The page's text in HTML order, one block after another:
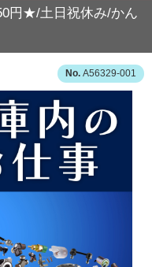
円★/土日祝休み/かん
A56329-001